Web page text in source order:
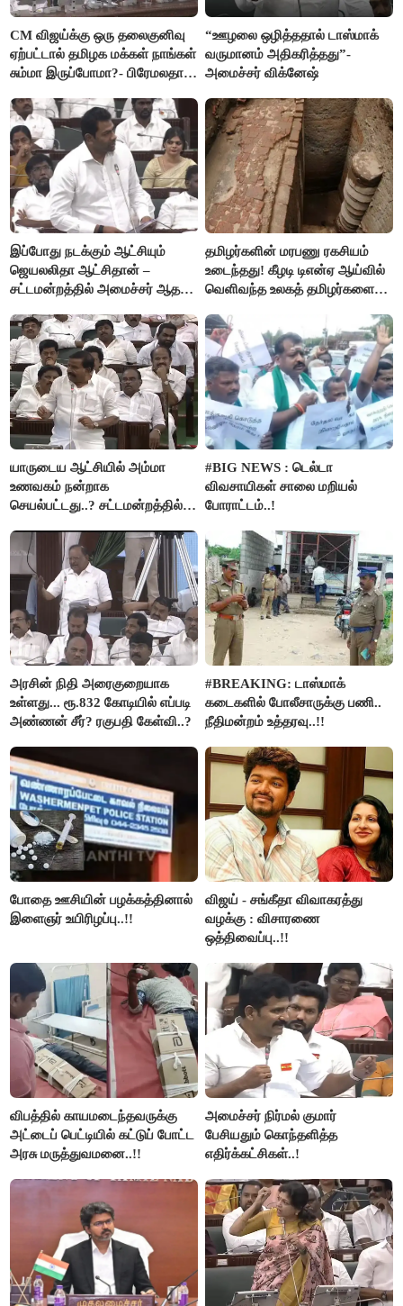
CM விஜய்க்கு ஒரு தலைகுனிவு
ஏற்பட்டால் தமிழக மக்கள் நாங்கள்
சும்மா இருப்போமா?- பிரேமலதா
“ஊழலை ஒழித்ததால் டாஸ்மாக்
வருமானம் அதிகரித்தது”-
அமைச்சர் விக்னேஷ்
இப்போது நடக்கும் ஆட்சியும்
ஜெயலலிதா ஆட்சிதான் –
சட்டமன்றத்தில் அமைச்சர் ஆதவ்
தமிழர்களின் மரபணு ரகசியம்
உடைந்தது! கீழடி டிஎன்ஏ ஆய்வில்
வெளிவந்த உலகத் தமிழர்களை
யாருடைய ஆட்சியில் அம்மா
உணவகம் நன்றாக
செயல்பட்டது..? சட்டமன்றத்தில்
#BIG NEWS : டெல்டா
விவசாயிகள் சாலை மறியல்
போராட்டம்..!
அரசின் நிதி அரைகுறையாக
உள்ளது... ரூ.832 கோடியில் எப்படி
அண்ணன் சீர்? ரகுபதி கேள்வி..?
#BREAKING: டாஸ்மாக்
கடைகளில் போலீசாருக்கு பணி..
நீதிமன்றம் உத்தரவு..!!
போதை ஊசியின் பழக்கத்தினால்
இளைஞர் உயிரிழப்பு..!!
விஜய் - சங்கீதா விவாகரத்து
வழக்கு : விசாரணை
ஒத்திவைப்பு..!!
விபத்தில் காயமடைந்தவருக்கு
அட்டைப் பெட்டியில் கட்டுப் போட்ட
அரசு மருத்துவமனை..!!
அமைச்சர் நிர்மல் குமார்
பேசியதும் கொந்தளித்த
எதிர்க்கட்சிகள்..!